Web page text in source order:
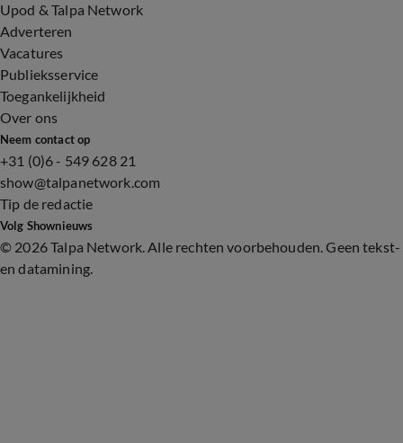
Upod & Talpa Network
Adverteren
Vacatures
Publieksservice
Toegankelijkheid
Over ons
Neem contact op
+31 (0)6 - 549 628 21
show@talpanetwork.com
Tip de redactie
Volg Shownieuws
© 2026 Talpa Network. Alle rechten voorbehouden. Geen tekst-
en datamining.